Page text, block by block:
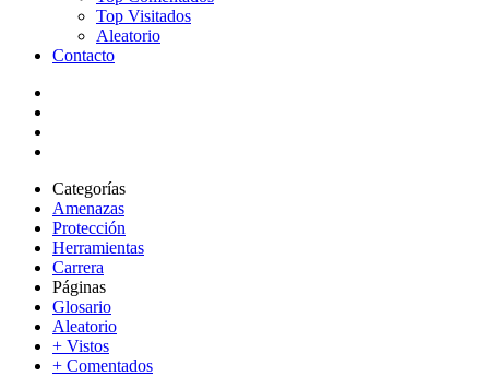
Top Visitados
Aleatorio
Contacto
Categorías
Amenazas
Protección
Herramientas
Carrera
Páginas
Glosario
Aleatorio
+ Vistos
+ Comentados